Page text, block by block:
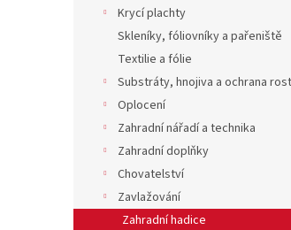
Krycí plachty
Skleníky, fóliovníky a pařeniště
Textilie a fólie
Substráty, hnojiva a ochrana
Oplocení
Zahradní nářadí a technika
Zahradní doplňky
Chovatelství
Zavlažování
Zahradní hadice